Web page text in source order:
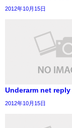
2012年10月15日
Underarm net reply
2012年10月15日